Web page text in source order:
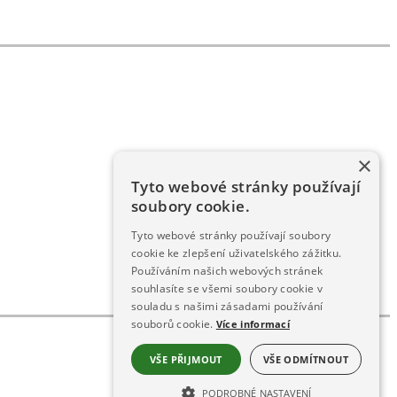
×
Tyto webové stránky používají
soubory cookie.
Tyto webové stránky používají soubory
cookie ke zlepšení uživatelského zážitku.
Používáním našich webových stránek
souhlasíte se všemi soubory cookie v
souladu s našimi zásadami používání
souborů cookie. Více informací
VŠE PŘIJMOUT VŠE ODMÍTNOUT
PODROBNÉ NASTAVENÍ